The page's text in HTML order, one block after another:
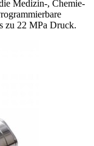
Medizin-, Chemie-
zu 22 MPa Druck.